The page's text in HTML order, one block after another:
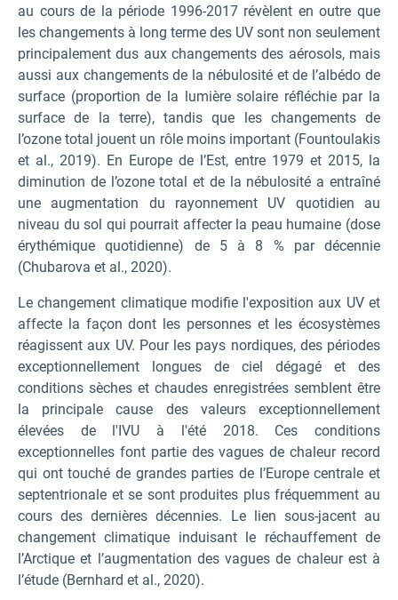
au cours de la période 1996-2017 révèlent en outre que
les changements à long terme des UV sont non seulement
principalement dus aux changements des aérosols, mais
aussi aux changements de la nébulosité et de l’albédo de
surface (proportion de la lumière solaire réfléchie par la
surface de la terre), tandis que les changements de
l’ozone total jouent un rôle moins important (Fountoulakis
et al., 2019). En Europe de l’Est, entre 1979 et 2015, la
diminution de l’ozone total et de la nébulosité a entraîné
une augmentation du rayonnement UV quotidien au
niveau du sol qui pourrait affecter la peau humaine (dose
érythémique quotidienne) de 5 à 8 % par décennie
(Chubarova et al., 2020).
Le changement climatique modifie l'exposition aux UV et
affecte la façon dont les personnes et les écosystèmes
réagissent aux UV. Pour les pays nordiques, des périodes
exceptionnellement longues de ciel dégagé et des
conditions sèches et chaudes enregistrées semblent être
la principale cause des valeurs exceptionnellement
élevées de l'IVU à l'été 2018. Ces conditions
exceptionnelles font partie des vagues de chaleur record
qui ont touché de grandes parties de l’Europe centrale et
septentrionale et se sont produites plus fréquemment au
cours des dernières décennies. Le lien sous-jacent au
changement climatique induisant le réchauffement de
l’Arctique et l’augmentation des vagues de chaleur est à
l’étude (Bernhard et al., 2020).